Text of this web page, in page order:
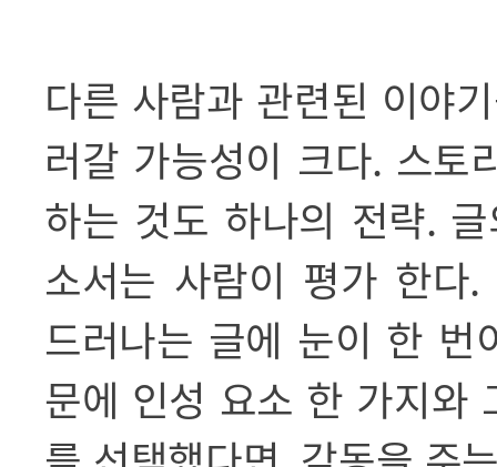
다른 사람과 관련된 이야
러갈 가능성이 크다. 스토
하는 것도 하나의 전략.
소서는 사람이 평가 한다.
드러나는 글에 눈이 한
문에 인성 요소 한 가지와